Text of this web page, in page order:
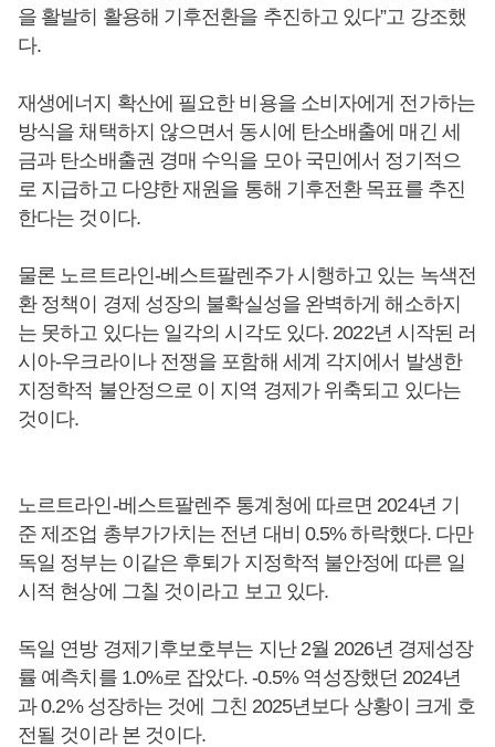
을 활발히 활용해 기후전환을 추진하고 있다”고 강조했
다.
재생에너지 확산에 필요한 비용을 소비자에게 전가하는
방식을 채택하지 않으면서 동시에 탄소배출에 매긴 세
금과 탄소배출권 경매 수익을 모아 국민에서 정기적으
로 지급하고 다양한 재원을 통해 기후전환 목표를 추진
한다는 것이다.
물론 노르트라인-베스트팔렌주가 시행하고 있는 녹색전
환 정책이 경제 성장의 불확실성을 완벽하게 해소하지
는 못하고 있다는 일각의 시각도 있다. 2022년 시작된 러
시아-우크라이나 전쟁을 포함해 세계 각지에서 발생한
지정학적 불안정으로 이 지역 경제가 위축되고 있다는
것이다.
노르트라인-베스트팔렌주 통계청에 따르면 2024년 기
준 제조업 총부가가치는 전년 대비 0.5% 하락했다. 다만
독일 정부는 이같은 후퇴가 지정학적 불안정에 따른 일
시적 현상에 그칠 것이라고 보고 있다.
독일 연방 경제기후보호부는 지난 2월 2026년 경제성장
률 예측치를 1.0%로 잡았다. -0.5% 역성장했던 2024년
과 0.2% 성장하는 것에 그친 2025년보다 상황이 크게 호
전될 것이라 본 것이다.